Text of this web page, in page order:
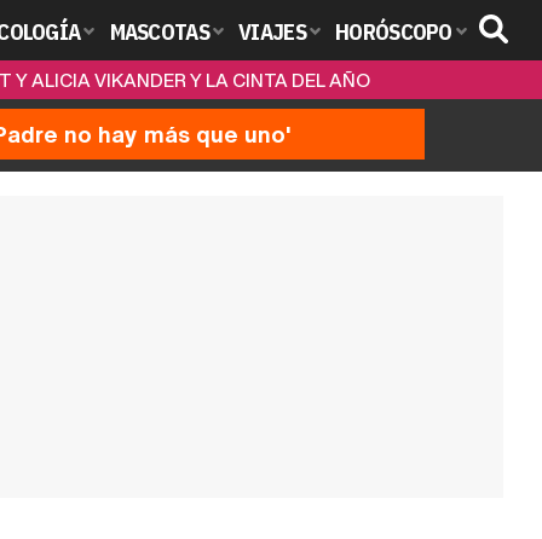
MASCOTAS VIAJES HORÓSCOPO
Y ALICIA VIKANDER Y LA CINTA DEL AÑO
no hay más que uno'